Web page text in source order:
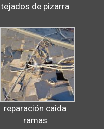
tejados de pizarra
reparación caida
ramas